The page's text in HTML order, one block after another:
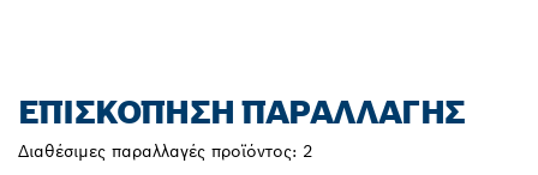
ΕΠΙΣΚΌΠΗΣΗ ΠΑΡΑΛΛΑΓΉΣ
Διαθέσιμες παραλλαγές προϊόντος: 2